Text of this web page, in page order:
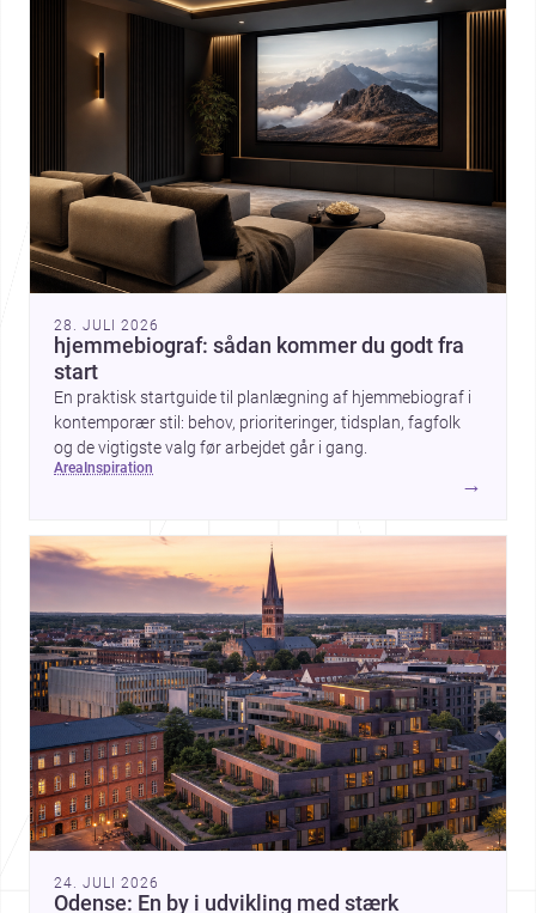
28. JULI 2026
hjemmebiograf: sådan kommer du godt fra
start
En praktisk startguide til planlægning af hjemmebiograf i
kontemporær stil: behov, prioriteringer, tidsplan, fagfolk
og de vigtigste valg før arbejdet går i gang.
area inspiration
→
24. JULI 2026
Odense: En by i udvikling med stærk